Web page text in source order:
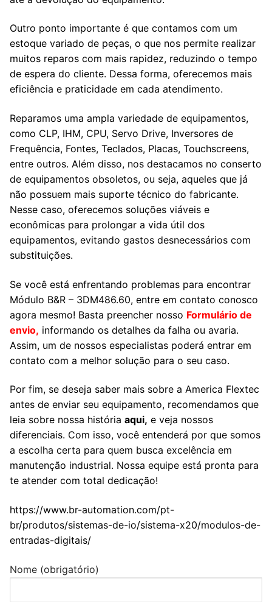
Outro ponto importante é que contamos com um
estoque variado de peças, o que nos permite realizar
muitos reparos com mais rapidez, reduzindo o tempo
de espera do cliente. Dessa forma, oferecemos mais
eficiência e praticidade em cada atendimento.
Reparamos uma ampla variedade de equipamentos,
como CLP, IHM, CPU, Servo Drive, Inversores de
Frequência, Fontes, Teclados, Placas, Touchscreens,
entre outros. Além disso, nos destacamos no conserto
de equipamentos obsoletos, ou seja, aqueles que já
não possuem mais suporte técnico do fabricante.
Nesse caso, oferecemos soluções viáveis e
econômicas para prolongar a vida útil dos
equipamentos, evitando gastos desnecessários com
substituições.
Se você está enfrentando problemas para encontrar
Módulo B&R – 3DM486.60, entre em contato conosco
agora mesmo! Basta preencher nosso Formulário de
envio, informando os detalhes da falha ou avaria.
Assim, um de nossos especialistas poderá entrar em
contato com a melhor solução para o seu caso.
Por fim, se deseja saber mais sobre a America Flextec
antes de enviar seu equipamento, recomendamos que
leia sobre nossa história aqui, e veja nossos
diferenciais. Com isso, você entenderá por que somos
a escolha certa para quem busca excelência em
manutenção industrial. Nossa equipe está pronta para
te atender com total dedicação!
https://www.br-automation.com/pt-
br/produtos/sistemas-de-io/sistema-x20/modulos-de-
entradas-digitais/
Nome (obrigatório)